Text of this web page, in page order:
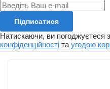
Підписатися
Натискаючи, ви погоджуєтеся
конфіденційності та угодою